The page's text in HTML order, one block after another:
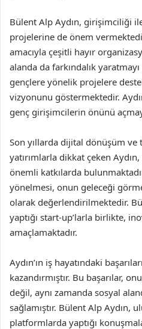
Bülent Alp Aydın, girişimciliği
projelerine de önem
amacıyla çeşitli hayır
alanda da farkındalık
gençlere yönelik projelere
vizyonunu göstermektedir.
genç girişimcilerin önünü
Son yıllarda dijital dönüşüm ve
yatırımlarla dikkat çeken
önemli katkılarda
yönelmesi, onun geleceği
olarak değerlendirilmektedir.
yaptığı start-up’larla birlikte,
amaçlamaktadır.
Aydın’ın iş hayatındaki
kazandırmıştır. Bu başarılar,
değil, aynı zamanda sosyal
sağlamıştır. Bülent Alp Aydın,
platformlarda yaptığı